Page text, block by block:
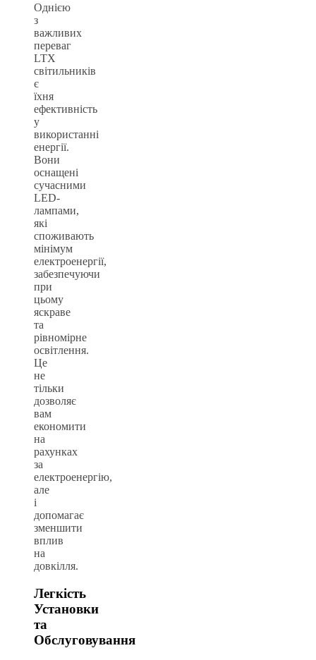
Однією
з
важливих
переваг
LTX
світильників
є
їхня
ефективність
у
використанні
енергії.
Вони
оснащені
сучасними
LED-
лампами,
які
споживають
мінімум
електроенергії,
забезпечуючи
при
цьому
яскраве
та
рівномірне
освітлення.
Це
не
тільки
дозволяє
вам
економити
на
рахунках
за
електроенергію,
але
і
допомагає
зменшити
вплив
на
довкілля.
Легкість
Установки
та
Обслуговування